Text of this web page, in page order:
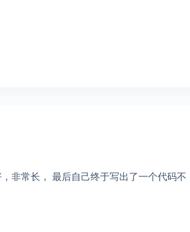
非常长， 最后自己终于写出了一个代码不